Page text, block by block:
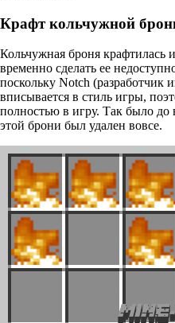
Крафт кольчужной
Кольчужная броня крафтилась
временно сделать ее
поскольку Notch (разработчик
вписывается в стиль игры,
полностью в игру. Так было до
этой брони был удален вовсе.